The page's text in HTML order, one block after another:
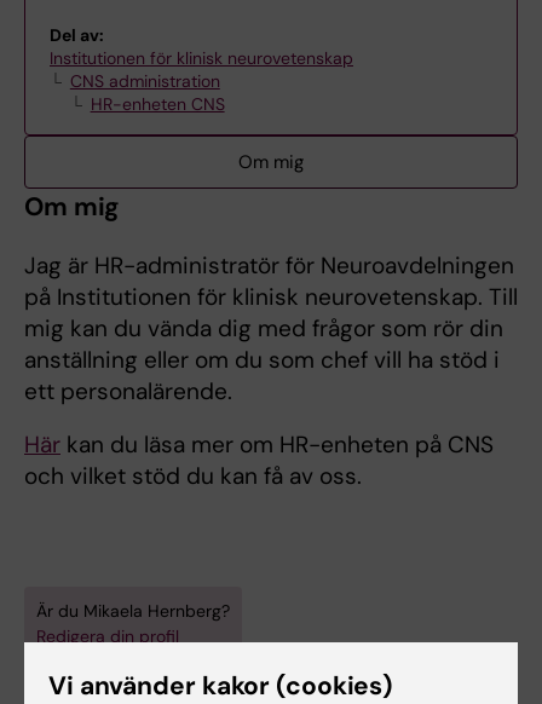
Del av:
Institutionen för klinisk neurovetenskap
CNS administration
HR-enheten CNS
Om mig
Om mig
Jag är HR-administratör för Neuroavdelningen
på Institutionen för klinisk neurovetenskap. Till
mig kan du vända dig med frågor som rör din
anställning eller om du som chef vill ha stöd i
ett personalärende.
Här kan du läsa mer om HR-enheten på CNS
och vilket stöd du kan få av oss.
Är du Mikaela Hernberg?
Redigera din profil
Vi använder kakor (cookies)